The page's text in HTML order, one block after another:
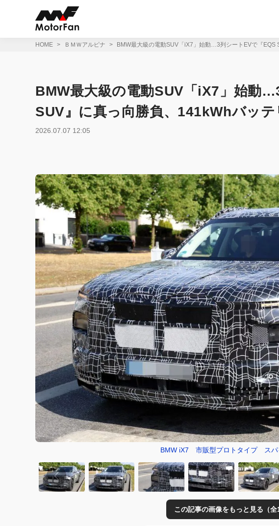
HOME ＢＭＷアルピナ BMW最大級の電動SUV「iX7」始動…3列シートEVで『
BMW最大級の電動SUV「iX7」始動
SUV』に真っ向勝負、141kWhバッ
2026.07.07 12:05
BMW iX7 市販型プロトタイプ スパ
この記事の画像をもっと見る（全